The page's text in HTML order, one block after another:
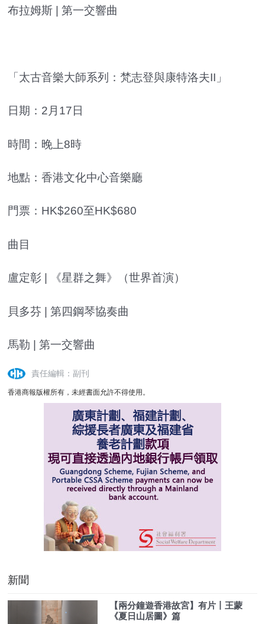
布拉姆斯 | 第一交響曲
「太古音樂大師系列：梵志登與康特洛夫II」
日期：2月17日
時間：晚上8時
地點：香港文化中心音樂廳
門票：HK$260至HK$680
曲目
盧定彰 | 《星群之舞》（世界首演）
貝多芬 | 第四鋼琴協奏曲
馬勒 | 第一交響曲
責任編輯：副刊
香港商報版權所有，未經書面允許不得使用。
新聞
【兩分鐘遊香港故宮】有片丨王蒙
《夏日山居圖》篇